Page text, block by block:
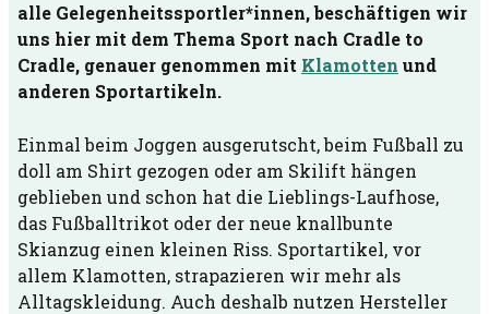
alle Gelegenheitssportler*innen, beschäftigen wir
uns hier mit dem Thema Sport nach Cradle to
Cradle, genauer genommen mit Klamotten und
anderen Sportartikeln.
Einmal beim Joggen ausgerutscht, beim Fußball zu
doll am Shirt gezogen oder am Skilift hängen
geblieben und schon hat die Lieblings-Laufhose,
das Fußballtrikot oder der neue knallbunte
Skianzug einen kleinen Riss. Sportartikel, vor
allem Klamotten, strapazieren wir mehr als
Alltagskleidung. Auch deshalb nutzen Hersteller